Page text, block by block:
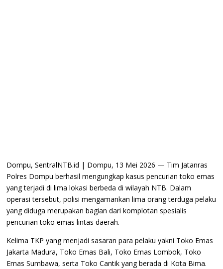
Dompu, SentralNTB.id | Dompu, 13 Mei 2026 — Tim Jatanras
Polres Dompu berhasil mengungkap kasus pencurian toko emas
yang terjadi di lima lokasi berbeda di wilayah NTB. Dalam
operasi tersebut, polisi mengamankan lima orang terduga pelaku
yang diduga merupakan bagian dari komplotan spesialis
pencurian toko emas lintas daerah.
Kelima TKP yang menjadi sasaran para pelaku yakni Toko Emas
Jakarta Madura, Toko Emas Bali, Toko Emas Lombok, Toko
Emas Sumbawa, serta Toko Cantik yang berada di Kota Bima.